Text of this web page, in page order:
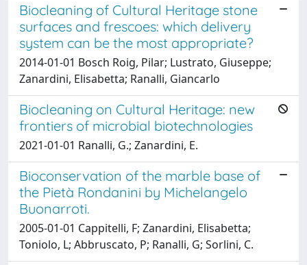
Biocleaning of Cultural Heritage stone
surfaces and frescoes: which delivery
system can be the most appropriate?
2014-01-01 Bosch Roig, Pilar; Lustrato, Giuseppe;
Zanardini, Elisabetta; Ranalli, Giancarlo
Biocleaning on Cultural Heritage: new
frontiers of microbial biotechnologies
2021-01-01 Ranalli, G.; Zanardini, E.
Bioconservation of the marble base of
the Pietà Rondanini by Michelangelo
Buonarroti.
2005-01-01 Cappitelli, F; Zanardini, Elisabetta;
Toniolo, L; Abbruscato, P; Ranalli, G; Sorlini, C.